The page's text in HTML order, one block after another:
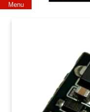
Menu